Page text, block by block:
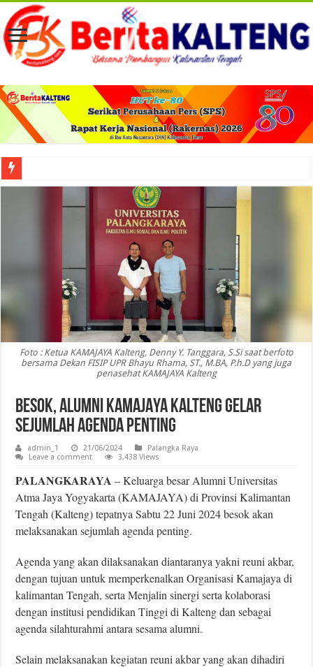
Viral! Selama Dua Bulan Lebih Siltap Serta Tunjangan Pemdes dan BPD di
Foto : Ketua KAMAJAYA Kalteng, Denny Y. Tanggara, S.Si saat berfoto
bersama Dekan FISIP UPR Bhayu Rhama, ST., M.BA, P.h.D yang juga
penasehat KAMAJAYA Kalteng
Besok, Alumni KAMAJAYA Kalteng Gelar
Sejumlah Agenda Penting
admin_1 21/06/2024
Palangka Raya
Leave a comment
3,438 Views
PALANGKARAYA – Keluarga besar Alumni Universitas
Atma Jaya Yogyakarta (KAMAJAYA) di Provinsi Kalimantan
Tengah (Kalteng) tepatnya Sabtu 22 Juni 2024 besok akan
melaksanakan sejumlah agenda penting.
Agenda yang akan dilaksanakan diantaranya yakni reuni akbar,
dengan tujuan untuk memperkenalkan Organisasi Kamajaya di
kalimantan Tengah, serta Menjalin sinergi serta kolaborasi
dengan institusi pendidikan Tinggi di Kalteng dan sebagai
agenda silahturahmi antara sesama alumni.
Selain melaksanakan kegiatan reuni akbar yang akan dihadiri